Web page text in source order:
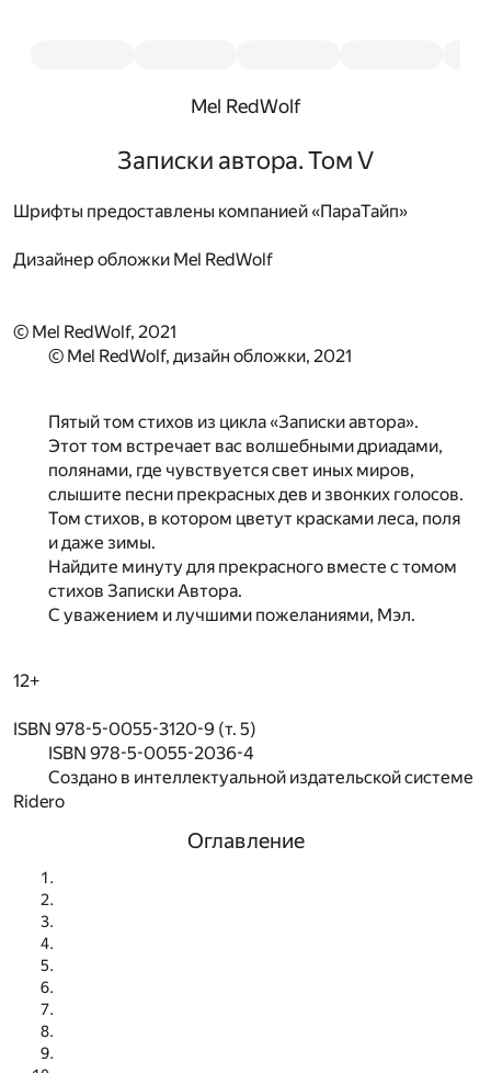
Mel RedWolf
Записки автора. Том V
Шрифты предоставлены компанией «ПараТайп»
Дизайнер обложки Mel RedWolf
© Mel RedWolf, 2021
© Mel RedWolf, дизайн обложки, 2021
Пятый том стихов из цикла «Записки автора».
Этот том встречает вас волшебными дриадами,
полянами, где чувствуется свет иных миров,
слышите песни прекрасных дев и звонких голосов.
Том стихов, в котором цветут красками леса, поля
и даже зимы.
Найдите минуту для прекрасного вместе с томом
стихов Записки Автора.
С уважением и лучшими пожеланиями, Мэл.
12+
ISBN 978-5-0055-3120-9 (т. 5)
ISBN 978-5-0055-2036-4
Создано в интеллектуальной издательской системе
Ridero
Оглавление